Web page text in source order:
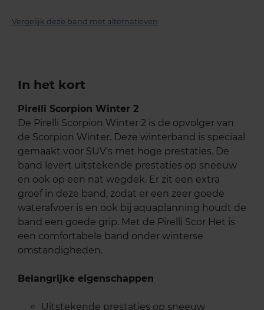
Vergelijk deze band met alternatieven
In het kort
Pirelli Scorpion Winter 2
De Pirelli Scorpion Winter 2 is de opvolger van
de Scorpion Winter. Deze winterband is speciaal
gemaakt voor SUV's met hoge prestaties. De
band levert uitstekende prestaties op sneeuw
en ook op een nat wegdek. Er zit een extra
groef in deze band, zodat er een zeer goede
waterafvoer is en ook bij aquaplanning houdt de
band een goede grip. Met de Pirelli Scor Het is
een comfortabele band onder winterse
omstandigheden.
Belangrijke eigenschappen
Uitstekende prestaties op sneeuw